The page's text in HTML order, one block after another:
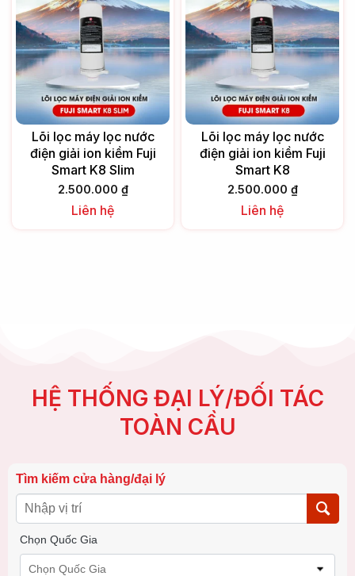
Lõi lọc máy lọc nước
điện giải ion kiềm Fuji
Smart K8 Slim
2.500.000 ₫
Liên hệ
Lõi lọc máy lọc nước
điện giải ion kiềm Fuji
Smart K8
2.500.000 ₫
Liên hệ
HỆ THỐNG ĐẠI LÝ/ĐỐI TÁC
TOÀN CẦU
Tìm kiếm cửa hàng/đại lý
Chọn Quốc Gia
Chọn Quốc Gia